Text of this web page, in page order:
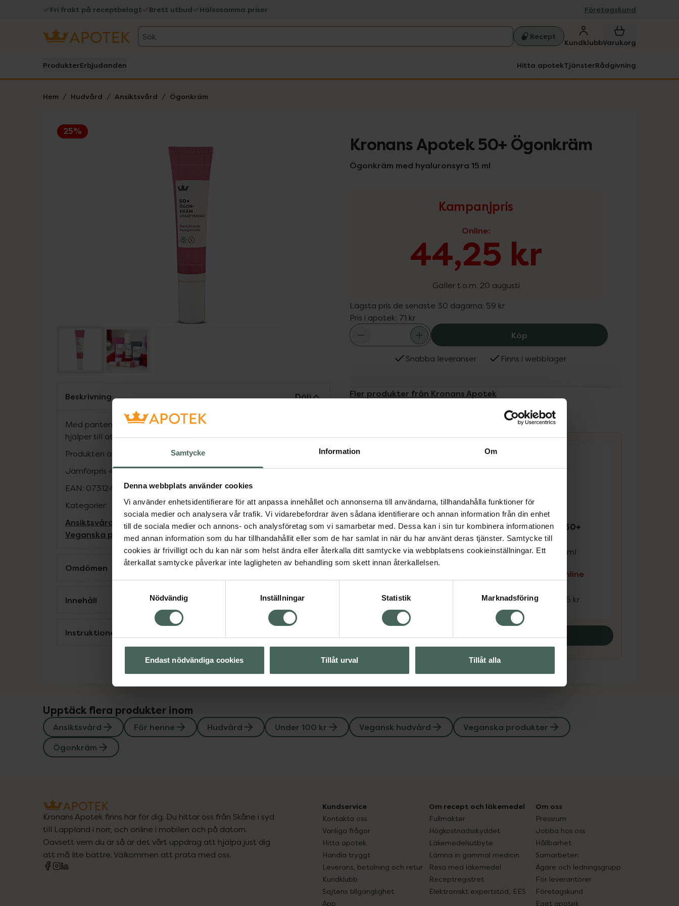
Samtycke Information Om
Denna webbplats använder cookies
Vi använder enhetsidentifierare för att anpassa innehållet och annonserna till användarna, tillhandahålla funktioner för
sociala medier och analysera vår trafik. Vi vidarebefordrar även sådana identifierare och annan information från din enhet
till de sociala medier och annons- och analysföretag som vi samarbetar med. Dessa kan i sin tur kombinera informationen
med annan information som du har tillhandahållit eller som de har samlat in när du har använt deras tjänster. Samtycke till
cookies är frivilligt och du kan när som helst ändra eller återkalla ditt samtycke via webbplatsens cookieinställningar. Ett
återkallat samtycke påverkar inte lagligheten av behandling som skett innan återkallelsen.
Nödvändig
Inställningar Statistik Marknadsföring
Endast nödvändiga cookies Tillåt urval Tillåt alla
Fri frakt på receptbelagt Brett utbud Hälsosamma priser Företagskund
Sök Recept
KundklubbVarukorg
ProdukterErbjudanden Hitta apotekTjänsterRådgivning
Hem Hudvård Ansiktsvård Ögonkräm
25%
Lista: . Innehåller 2 objekt.
Kronans Apotek 50+ Ögonkräm
Ögonkräm med hyaluronsyra 15 ml
Kampanjpris
Online:
44,25 kr
Gäller t.o.m. 20 augusti
Lägsta pris de senaste 30 dagarna: 59 kr
Pris i apotek: 71 kr
Köp Kronans Apotek 50+ Ögonkräm,
Snabba leveranser Finns i webblager
Fler produkter från Kronans Apotek
4.5 av 5 i omdöme
Kronans Apotek 50+
Ögonkräm
Ögonkräm med
hyaluronsyra 15 ml
Kampanjpris online
44,25 kr
Kronans Apotek 50+
Dagkräm
För mogen hud 50 ml
Kampanjpris online
Tidigare pris: 85 kr
Köp båda för
108 kr Köp båda
Beskrivning Dölj
Med pantenol och hyaluronsyra. Berikad med tetrapeptid som
hjälper till att minska svullnad samt påsar under ögonen.
Produkten är v
Jämförpris 4,73 kr/ml
EAN: 07312489982061
Kategorier:
Ansiktsvård För henneHudvårdUnder 100 kr Vegansk hudvård
Veganska produkterÖgonkräm
Omdömen Visa
Innehåll Visa
Instruktioner
Upptäck flera produkter inom
Ansiktsvård För henne Hudvård Under 100 kr Vegansk hudvård
Veganska produkter
Ögonkräm
Kronans Apotek finns här för dig. Du hittar oss från Skåne i syd
till Lappland i norr, och online i mobilen och på datorn.
Oavsett vem du är så är det vårt uppdrag att hjälpa just dig
att må lite bättre. Välkommen att prata med oss.
Kundservice
Kontakta oss
Vanliga frågor
Hitta apotek
Handla tryggt
Leverans, betalning och retur
Kundklubb
Sajtens tillgänglighet
App
Om recept och läkemedel
Fullmakter
Högkostnadsskyddet
Läkemedelsutbyte
Lämna in gammal medicin
Resa med läkemedel
Receptregistret
Elektroniskt expertstöd, EES
Om oss
Pressrum
Jobba hos oss
Hållbarhet
Samarbeten
Ägare och ledningsgrupp
För leverantörer
Företagskund
Eget apotek